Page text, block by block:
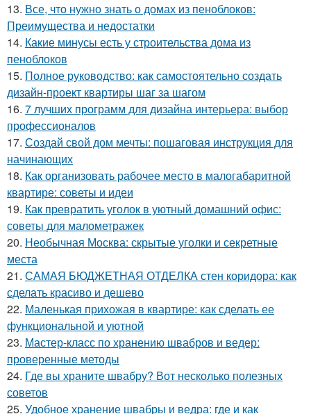
13. Все, что нужно знать о домах из пеноблоков:
Преимущества и недостатки
14. Какие минусы есть у строительства дома из
пеноблоков
15. Полное руководство: как самостоятельно создать
дизайн-проект квартиры шаг за шагом
16. 7 лучших программ для дизайна интерьера: выбор
профессионалов
17. Создай свой дом мечты: пошаговая инструкция для
начинающих
18. Как организовать рабочее место в малогабаритной
квартире: советы и идеи
19. Как превратить уголок в уютный домашний офис:
советы для малометражек
20. Необычная Москва: скрытые уголки и секретные
места
21. САМАЯ БЮДЖЕТНАЯ ОТДЕЛКА стен коридора: как
сделать красиво и дешево
22. Маленькая прихожая в квартире: как сделать ее
функциональной и уютной
23. Мастер-класс по хранению швабров и ведер:
проверенные методы
24. Где вы храните швабру? Вот несколько полезных
советов
25. Удобное хранение швабры и ведра: где и как